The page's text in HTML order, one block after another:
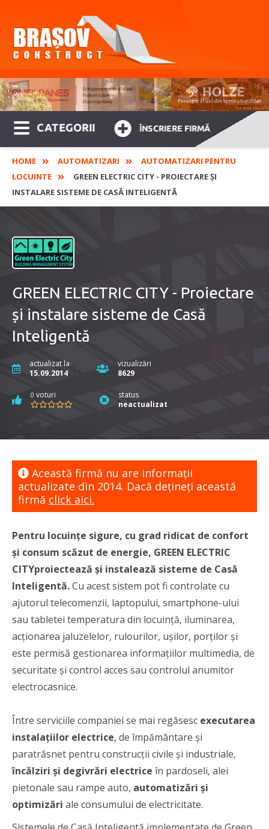
CATEGORII ÎNSCRIERE FIRMĂ
HOME AUTOMATIZARI
AUTOMATIZARI PENTRU
LOCUINTE
GREEN ELECTRIC CITY - PROIECTARE ȘI
INSTALARE SISTEME DE CASĂ INTELIGENTĂ
GREEN ELECTRIC CITY - Proiectare
și instalare sisteme de Casă
Inteligentă
actualizat la
15.09.2014
vizualizări
8629
0 voturi
status
neactualizat
Această firmă nu are informaţii
actualizate din 2014. Dacă dețineți această
firmă click aici.
Pentru locuințe sigure, cu grad ridicat de confort
și consum scăzut de energie, GREEN ELECTRIC
CITYproiectează și instalează sisteme de Casă
Inteligentă.Cu acest sistem pot fi controlate cu
ajutorul telecomenzii, laptopului, smartphone-ului
sau tabletei temperatura din locuință, iluminarea,
acționarea jaluzelelor, rulourilor, ușilor, porților și
este permisă gestionarea informațiilor multimedia, de
securitate și control acces sau controlul anumitor
electrocasnice.
Între serviciile companiei se mai regăsesc executarea
instalațiilor electrice, de împământare și
paratrăsnet pentru construcții civile și industriale,
încălziri și degivrări electrice în pardoseli, alei
pietonale sau rampe auto, automatizări și
optimizări ale consumului de electricitate.